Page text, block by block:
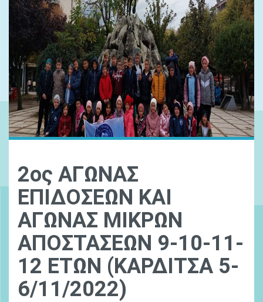
2ος ΑΓΩΝΑΣ
ΕΠΙΔΟΣΕΩΝ ΚΑΙ
ΑΓΩΝΑΣ ΜΙΚΡΩΝ
ΑΠΟΣΤΑΣΕΩΝ 9-10-11-
12 ΕΤΩΝ (ΚΑΡΔΙΤΣΑ 5-
6/11/2022)